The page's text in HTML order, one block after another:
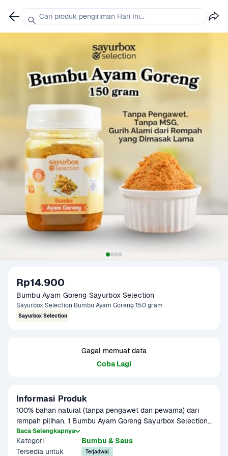
Rp14.900
Bumbu Ayam Goreng Sayurbox Selection
Sayurbox Selection Bumbu Ayam Goreng 150 gram
Sayurbox Selection
Gagal memuat data
Coba Lagi
Informasi Produk
100% bahan natural (tanpa pengawet dan pewarna) dari
rempah pilihan. 1 Bumbu Ayam Goreng Sayurbox Selection
dapat digunakan untuk 1 ekor ayam ukuran 1 kg. Terbuat
dari Kunyit, Laos, Jahe, Bawang Putih, Kemiri, Ketumbar,
Garam, Minyak Goreng. Produk dibuat menggunakan
Baca Selengkapnya
Kategori
Bumbu & Saus
Tersedia untuk
Terjadwal
Cari produk pengiriman Hari Ini...